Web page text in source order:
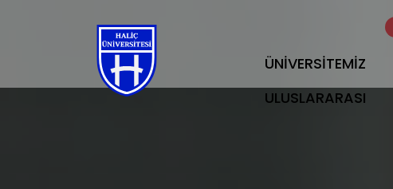
ÜNİVERSİTEMİZ
ULUSLARARASI